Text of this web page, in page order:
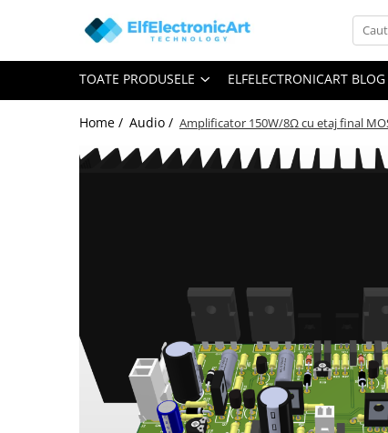
Toate Produsele
Audio
Instrumente de masura si control
Osciloscoape
Osciloscoape AXIOMET
Osciloscoape B&K PRECISION
TOATE PRODUSELE ELFELECTRONICART BLOG
Home / Audio / Amplificator 150W/8Ω cu etaj final